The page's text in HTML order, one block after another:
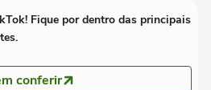
Fique por dentro das principais
conferir